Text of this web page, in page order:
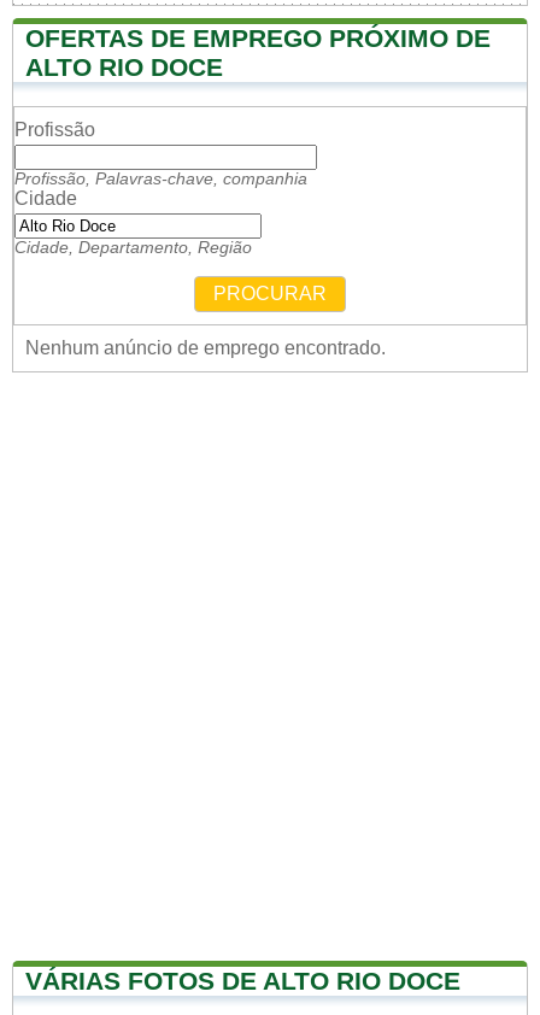
OFERTAS DE EMPREGO PRÓXIMO DE
ALTO RIO DOCE
Profissão
Profissão, Palavras-chave, companhia
Cidade
Cidade, Departamento, Região
PROCURAR
Nenhum anúncio de emprego encontrado.
VÁRIAS FOTOS DE ALTO RIO DOCE